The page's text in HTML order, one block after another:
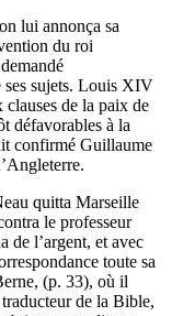
lui annonça sa
du roi
ses sujets. Louis XIV
clauses de la paix de
défavorables à la
confirmé Guillaume
quitta Marseille
le professeur
de l’argent, et avec
toute sa
(p. 33), où il
de la Bible,